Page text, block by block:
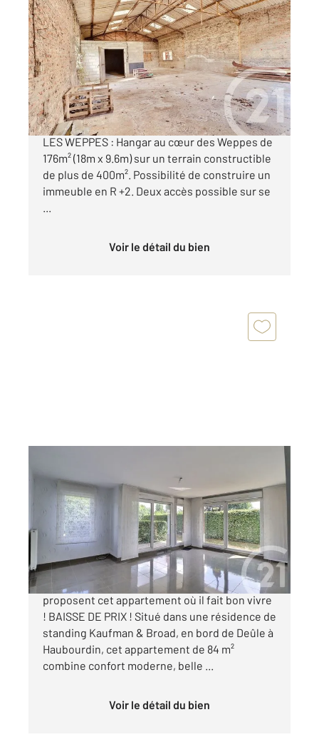
HERLIES 59
176 m2
Ref : 748
à vendre
231 200 €
A vendre EXCLUSIVEMENT chez CENTURY 21
LES WEPPES : Hangar au cœur des Weppes de
176m² (18m x 9.6m) sur un terrain constructible
de plus de 400m². Possibilité de construire un
immeuble en R +2. Deux accès possible sur se
Voir le détail du bien
83,66 m
Ref : 589
Appartement F3 à vendre
210 000 €
L'Agence Century21 Les Weppes vous
proposent cet appartement où il fait bon vivre
! BAISSE DE PRIX ! Situé dans une résidence de
standing Kaufman & Broad, en bord de Deûle à
Haubourdin, cet appartement de 84 m²
combine confort moderne, belle ...
Voir le détail du bien